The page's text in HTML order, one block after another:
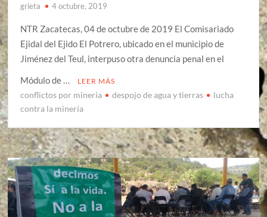
grieta 4 octubre, 2019
NTR Zacatecas, 04 de octubre de 2019 El Comisariado
Ejidal del Ejido El Potrero, ubicado en el municipio de
Jiménez del Teul, interpuso otra denuncia penal en el
Módulo de …
LEER MÁS
conflictos por mineria despojo de agua y tierras
lucha
contra la minería